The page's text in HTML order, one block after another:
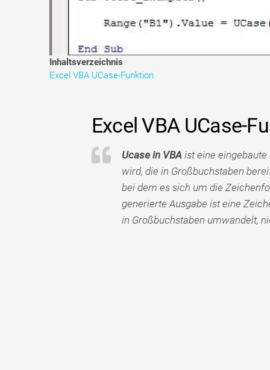
Inhaltsverzeichnis
Excel VBA UCase-Funktion
Excel VBA UCase-
Ucase in VBA ist eine
wird, die in Großbuchstaben
bei dem es sich um die
generierte Ausgabe ist eine
in Großbuchstaben umwandelt,